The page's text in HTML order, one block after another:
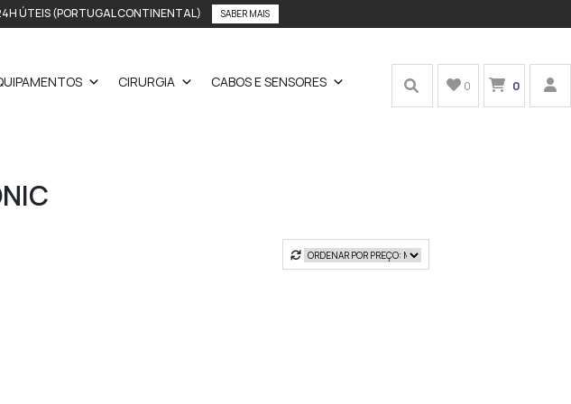
ÚTEIS (PORTUGAL CONTINENTAL) SABER MAIS
CIRURGIA CABOS E SENSORES 0 0